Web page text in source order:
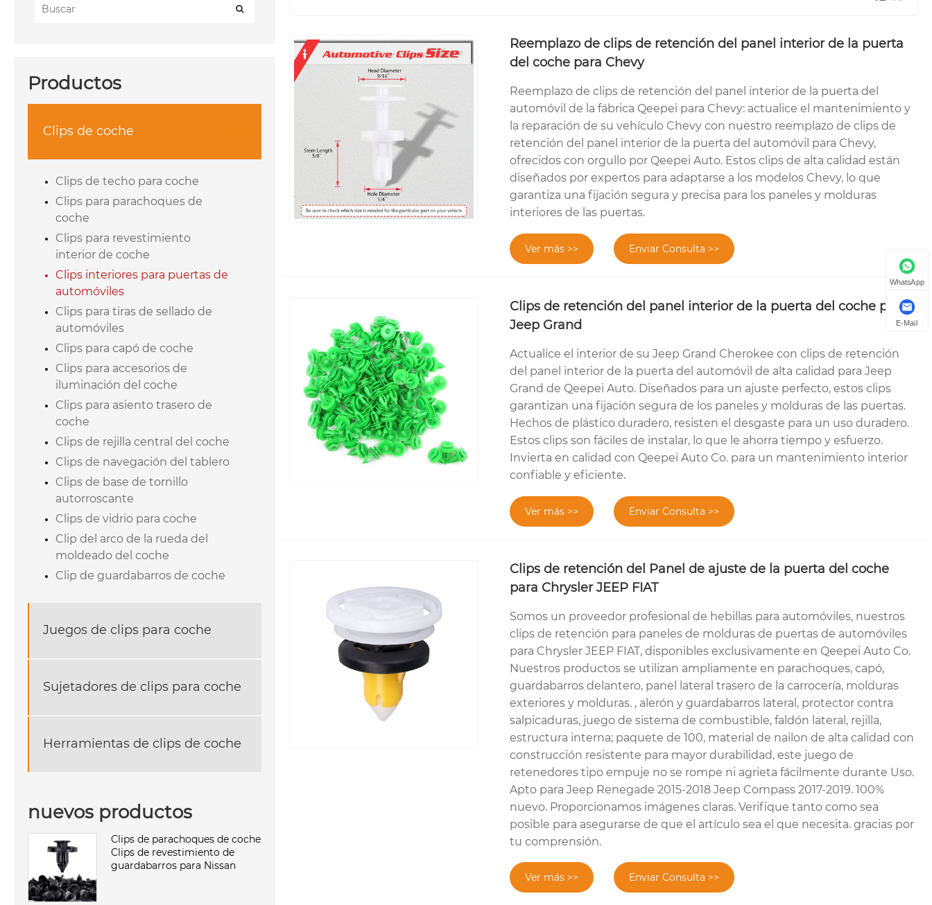
Productos
Clips de coche
Clips de techo para coche
Clips para parachoques de
coche
Clips para revestimiento
interior de coche
Clips interiores para puertas de
automóviles
Clips para tiras de sellado de
automóviles
Clips para capó de coche
Clips para accesorios de
iluminación del coche
Clips para asiento trasero de
coche
Clips de rejilla central del coche
Clips de navegación del tablero
Clips de base de tornillo
autorroscante
Clips de vidrio para coche
Clip del arco de la rueda del
moldeado del coche
Clip de guardabarros de coche
Juegos de clips para coche
Sujetadores de clips para coche
Herramientas de clips de coche
nuevos productos
Clips de parachoques de coche
Clips de revestimiento de
guardabarros para Nissan
Reemplazo de clips de retención del panel interior de la puerta
del coche para Chevy
Reemplazo de clips de retención del panel interior de la puerta del
automóvil de la fábrica Qeepei para Chevy: actualice el mantenimiento y
la reparación de su vehículo Chevy con nuestro reemplazo de clips de
retención del panel interior de la puerta del automóvil para Chevy,
ofrecidos con orgullo por Qeepei Auto. Estos clips de alta calidad están
diseñados por expertos para adaptarse a los modelos Chevy, lo que
garantiza una fijación segura y precisa para los paneles y molduras
interiores de las puertas.
Ver más >> Enviar Consulta >>
Clips de retención del panel interior de la puerta del coche para
Jeep Grand
Actualice el interior de su Jeep Grand Cherokee con clips de retención
del panel interior de la puerta del automóvil de alta calidad para Jeep
Grand de Qeepei Auto. Diseñados para un ajuste perfecto, estos clips
garantizan una fijación segura de los paneles y molduras de las puertas.
Hechos de plástico duradero, resisten el desgaste para un uso duradero.
Estos clips son fáciles de instalar, lo que le ahorra tiempo y esfuerzo.
Invierta en calidad con Qeepei Auto Co. para un mantenimiento interior
confiable y eficiente.
Ver más >> Enviar Consulta >>
Clips de retención del Panel de ajuste de la puerta del coche
para Chrysler JEEP FIAT
Somos un proveedor profesional de hebillas para automóviles, nuestros
clips de retención para paneles de molduras de puertas de automóviles
para Chrysler JEEP FIAT, disponibles exclusivamente en Qeepei Auto Co.
Nuestros productos se utilizan ampliamente en parachoques, capó,
guardabarros delantero, panel lateral trasero de la carrocería, molduras
exteriores y molduras. , alerón y guardabarros lateral, protector contra
salpicaduras, juego de sistema de combustible, faldón lateral, rejilla,
estructura interna; paquete de 100, material de nailon de alta calidad con
construcción resistente para mayor durabilidad, este juego de
retenedores tipo empuje no se rompe ni agrieta fácilmente durante Uso.
Apto para Jeep Renegade 2015-2018 Jeep Compass 2017-2019. 100%
nuevo. Proporcionamos imágenes claras. Verifique tanto como sea
posible para asegurarse de que el artículo sea el que necesita. gracias por
tu comprensión.
Ver más >> Enviar Consulta >>
WhatsApp
E-Mail